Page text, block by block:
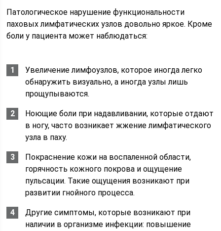
Патологическое нарушение функциональности
паховых лимфатических узлов довольно яркое. Кроме
боли у пациента может наблюдаться:
Увеличение лимфоузлов, которое иногда легко
обнаружить визуально, а иногда узлы лишь
прощупываются.
Ноющие боли при надавливании, которые отдают
в ногу, часто возникает жжение лимфатического
узла в паху.
Покраснение кожи на воспаленной области,
горячность кожного покрова и ощущение
пульсации. Такие ощущения возникают при
развитии гнойного процесса.
Другие симптомы, которые возникают при
наличии в организме инфекции: повышение